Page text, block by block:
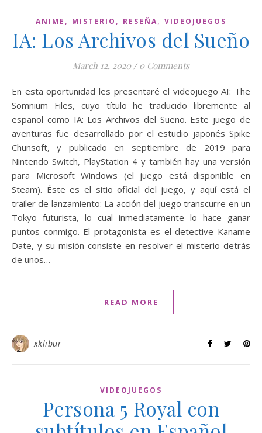
ANIME , MISTERIO , RESEÑA, VIDEOJUEGOS
IA: Los Archivos del Sueño
March 12, 2020 / 0 Comments
En esta oportunidad les presentaré el videojuego AI: The
Somnium Files, cuyo título he traducido libremente al
español como IA: Los Archivos del Sueño. Este juego de
aventuras fue desarrollado por el estudio japonés Spike
Chunsoft, y publicado en septiembre de 2019 para
Nintendo Switch, PlayStation 4 y también hay una versión
para Microsoft Windows (el juego está disponible en
Steam). Éste es el sitio oficial del juego, y aquí está el
trailer de lanzamiento: La acción del juego transcurre en un
Tokyo futurista, lo cual inmediatamente lo hace ganar
puntos conmigo. El protagonista es el detective Kaname
Date, y su misión consiste en resolver el misterio detrás
de unos…
READ MORE
xklibur
VIDEOJUEGOS
Persona 5 Royal con